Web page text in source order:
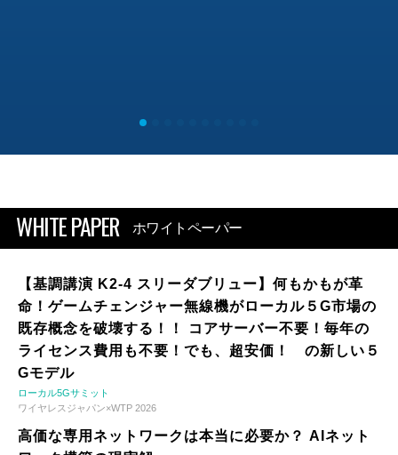
WHITE PAPER ホワイトペーパー
【基調講演 K2-4 スリーダブリュー】何もかもが革
命！ゲームチェンジャー無線機がローカル５G市場の
既存概念を破壊する！！ コアサーバー不要！毎年の
ライセンス費用も不要！でも、超安価！ の新しい５
Gモデル
ローカル5Gサミット
ワイヤレスジャパン×WTP 2026
高価な専用ネットワークは本当に必要か？ AIネット